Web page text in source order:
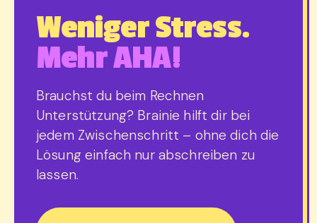
Weniger Stress.
Mehr AHA!
Brauchst du beim Rechnen
Unterstützung? Brainie hilft dir bei
jedem Zwischenschritt – ohne dich die
Lösung einfach nur abschreiben zu
lassen.